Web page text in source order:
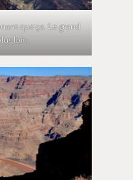
que ça. Le grand
loin